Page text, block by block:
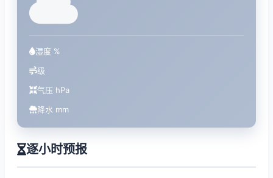
湿度 %
级
气压 hPa
降水 mm
逐小时预报